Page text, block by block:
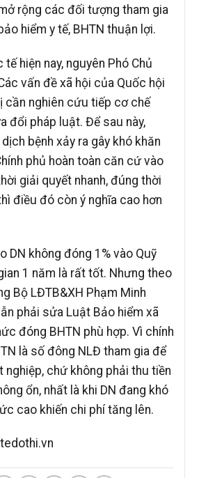
rộng các đối tượng tham gia
hiểm y tế, BHTN thuận lợi.
hiện nay, nguyên Phó Chủ
vấn đề xã hội của Quốc hội
cần nghiên cứu tiếp cơ chế
đổi pháp luật. Để sau này,
bệnh xảy ra gây khó khăn
phủ hoàn toàn căn cứ vào
giải quyết nhanh, đúng thời
điều đó còn ý nghĩa cao hơn
DN không đóng 1% vào Quỹ
1 năm là rất tốt. Nhưng theo
Bộ LĐTB&XH Phạm Minh
phải sửa Luật Bảo hiểm xã
đóng BHTN phù hợp. Vì chính
là số đông NLĐ tham gia để
nghiệp, chứ không phải thu tiền
ổn, nhất là khi DN đang khó
cao khiến chi phí tăng lên.